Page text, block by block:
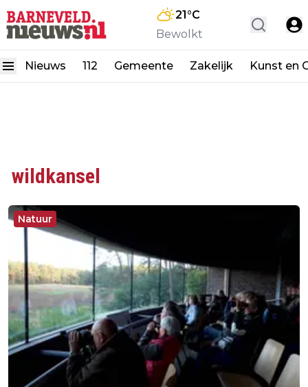
21°C
Bewolkt
Nieuws 112 Gemeente Zakelijk Kunst en
wildkansel
Natuur